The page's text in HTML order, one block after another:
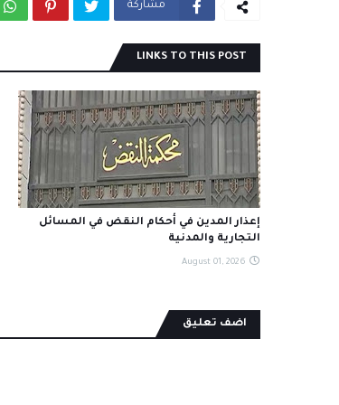
مشاركة
LINKS TO THIS POST
إعذار المدين في أحكام النقض في المسائل
التجارية والمدنية
August 01, 2026
اضف تعليق